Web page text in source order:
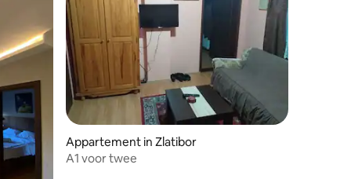
Appartement in Zlatibor
A1 voor twee